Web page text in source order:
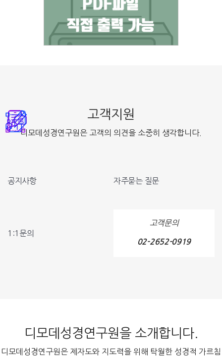
고객지원
디모데성경연구원은 고객의 의견을 소중히 생각합니다.
공지사항 자주묻는 질문
1:1문의
고객문의
02-2652-0919
디모데성경연구원을 소개합니다.
디모데성경연구원은 제자도와 지도력을 위해 탁월한 성경적 가르침